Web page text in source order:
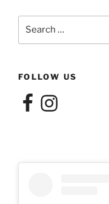
FOLLOW US
FacebookInstagram